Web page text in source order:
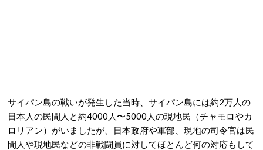
サイパン島の戦いが発生した当時、サイパン島には約2万人の
日本人の民間人と約4000人〜5000人の現地民（チャモロやカ
ロリアン）がいましたが、日本政府や軍部、現地の司令官は民
間人や現地民などの非戦闘員に対してほとんど何の対応もして